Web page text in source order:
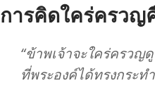
การคิดใคร่ครวญ
“ข้าพเจ้าจะใคร่ครวญดู
ที่พระองค์ได้ทรงกระทำ